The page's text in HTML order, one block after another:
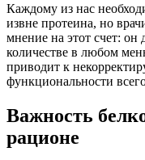
Каждому из нас
извне протеина, но
мнение на этот счет: он
количестве в любом
приводит к
функциональности
Важность
рационе